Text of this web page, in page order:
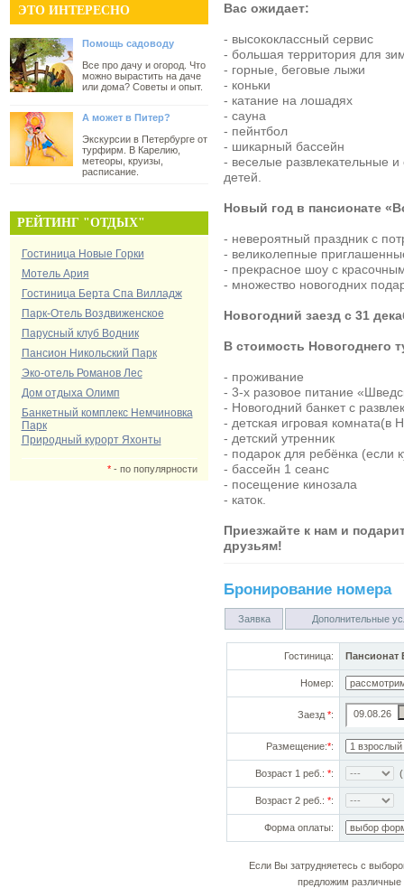
ЭТО ИНТЕРЕСНО
Помощь садоводу
Все про дачу и огород. Что
можно вырастить на даче
или дома? Советы и опыт.
А может в Питер?
Экскурсии в Петербурге от
турфирм. В Карелию,
метеоры, круизы,
расписание.
РЕЙТИНГ "ОТДЫХ"
Гостиница Новые Горки
Мотель Ария
Гостиница Берта Спа Вилладж
Парк-Отель Воздвиженское
Парусный клуб Водник
Пансион Никольский Парк
Эко-отель Романов Лес
Дом отдыха Олимп
Банкетный комплекс Немчиновка
Парк
Природный курорт Яхонты
*- по популярности
Вас ожидает:
- высококлассный сервис
- большая территория для
- горные, беговые лыжи
- коньки
- катание на лошадях
- сауна
- пейнтбол
- шикарный бассейн
- веселые развлекательные
детей.
Новый год в пансионате
- невероятный праздник с
- великолепные
- прекрасное шоу с
- множество новогодних
Новогодний заезд с 31
В стоимость Новогоднего
- проживание
- 3-х разовое питание
- Новогодний банкет с
- детская игровая комната(в
- детский утренник
- подарок для ребёнка (если
- бассейн 1 сеанс
- посещение кинозала
- каток.
Приезжайте к нам и
друзьям!
Бронирование номера
Заявка Дополнительные
Гостиница: Пансионат
Номер:
Заезд *:
Размещение:*:
Возраст 1 реб.: *:
Возраст 2 реб.: *:
Форма оплаты:
Если Вы затрудняетесь с
предложим различные